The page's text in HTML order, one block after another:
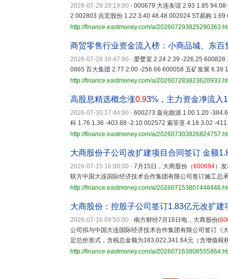
2026-07-29 20:19:00 - 000679 大连友谊 2.93 1.85
2 002803 吉宏股份 1.22 3.40 48.48 002024 ST易购
http://finance.eastmoney.com/a/
商贸零售行业资金流入榜：小商品城、东
2026-07-28 18:47:00 - 爱婴室 2.24 2.39 -226.25
0865 百大集团 2.77 2.00 -256.66 600058 五矿发展 6.39
http://finance.eastmoney.com/a/
高股息精选概念涨0.93%，主力资金净流入
2026-07-30 17:44:00 - 600273 嘉化能源 1.00 1.20 -
科 1.76 1.36 -403.88 -2.10 002572 索菲亚 4.18 3.02 -
http://finance.eastmoney.com/a/
大商股份子公司改扩建项目合同签订 金额
2026-07-15 16:00:00 - 7月15日，大商股份（600694）
联方中国大连国际经济技术合作集团有限公司签订施工总
http://finance.eastmoney.com/a/
大商股份：控股子公司签订1.83亿元改扩建
2026-07-16 09:50:00 - 南方财经7月16日电，大商股份(
公司拟与中国大连国际经济技术合作集团有限公司签订《
定总价形式，含税总金额为183,022,341.64元（含增值税
http://finance.eastmoney.com/a/